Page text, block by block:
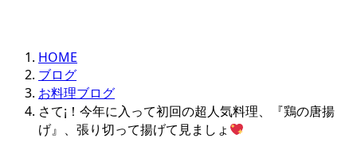
HOME
ブログ
お料理ブログ
さて¡！今年に入って初回の超人気料理、『鶏の唐揚
げ』、張り切って揚げて見ましょ